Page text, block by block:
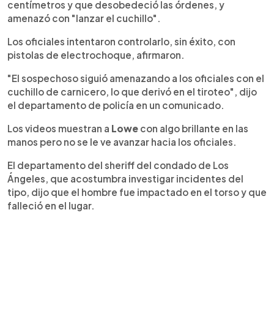
centímetros y que desobedeció las órdenes, y
amenazó con "lanzar el cuchillo".
Los oficiales intentaron controlarlo, sin éxito, con
pistolas de electrochoque, afirmaron.
"El sospechoso siguió amenazando a los oficiales con el
cuchillo de carnicero, lo que derivó en el tiroteo", dijo
el departamento de policía en un comunicado.
Los videos muestran a Lowe con algo brillante en las
manos pero no se le ve avanzar hacia los oficiales.
El departamento del sheriff del condado de Los
Ángeles, que acostumbra investigar incidentes del
tipo, dijo que el hombre fue impactado en el torso y que
falleció en el lugar.